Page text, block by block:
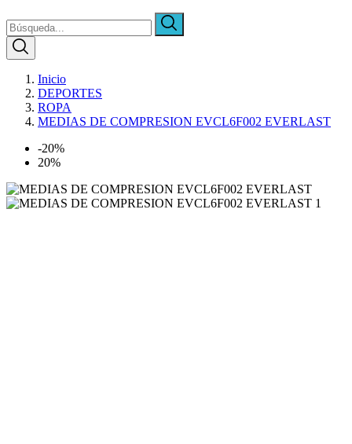
Inicio
DEPORTES
ROPA
MEDIAS DE COMPRESION EVCL6F002 EVERLAST
-20%
20%